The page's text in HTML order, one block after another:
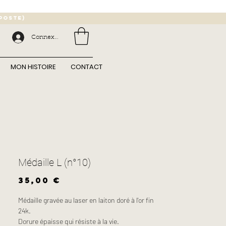
Connexion
poste)
MON HISTOIRE CONTACT
Médaille L (n°10)
35,00 €
Médaille gravée au laser en laiton doré à l'or fin
24k.
Dorure épaisse qui résiste à la vie.